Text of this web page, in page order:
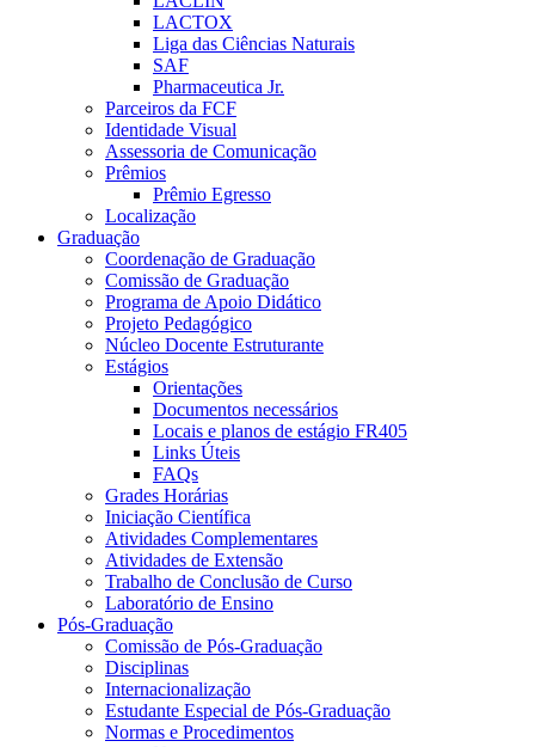
LACTOX
Liga das Ciências Naturais
SAF
Pharmaceutica Jr.
Parceiros da FCF
Identidade Visual
Assessoria de Comunicação
Prêmios
Prêmio Egresso
Localização
Graduação
Coordenação de Graduação
Comissão de Graduação
Programa de Apoio Didático
Projeto Pedagógico
Núcleo Docente Estruturante
Estágios
Orientações
Documentos necessários
Locais e planos de estágio FR405
Links Úteis
FAQs
Grades Horárias
Iniciação Científica
Atividades Complementares
Atividades de Extensão
Trabalho de Conclusão de Curso
Laboratório de Ensino
Pós-Graduação
Comissão de Pós-Graduação
Disciplinas
Internacionalização
Estudante Especial de Pós-Graduação
Normas e Procedimentos